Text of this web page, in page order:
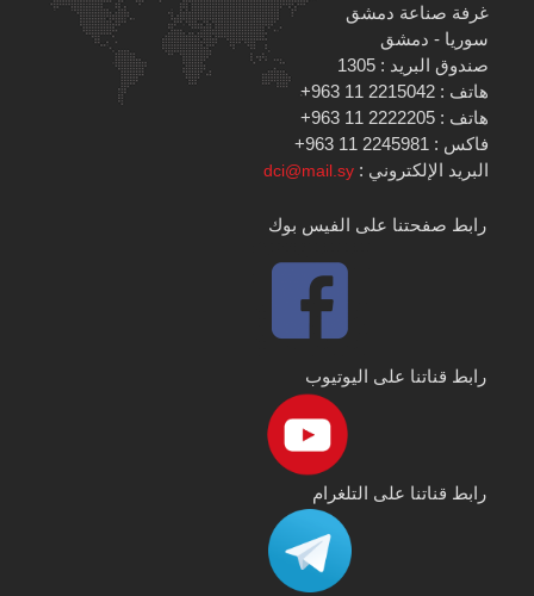
غرفة صناعة دمشق
سوريا - دمشق
صندوق البريد : 1305
هاتف : 2215042 11 963+
هاتف : 2222205 11 963+
فاكس : 2245981 11 963+
البريد الإلكتروني :dci@mail.sy
رابط صفحتنا على الفيس بوك
رابط قناتنا على اليوتيوب
رابط قناتنا على التلغرام